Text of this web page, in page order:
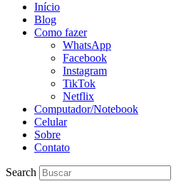
Início
Blog
Como fazer
WhatsApp
Facebook
Instagram
TikTok
Netflix
Computador/Notebook
Celular
Sobre
Contato
Search